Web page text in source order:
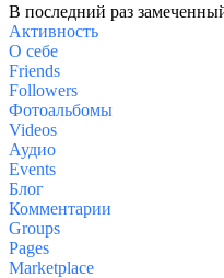
В последний раз
Активность
О себе
Friends
Followers
Фотоальбомы
Videos
Аудио
Events
Блог
Комментарии
Groups
Pages
Marketplace